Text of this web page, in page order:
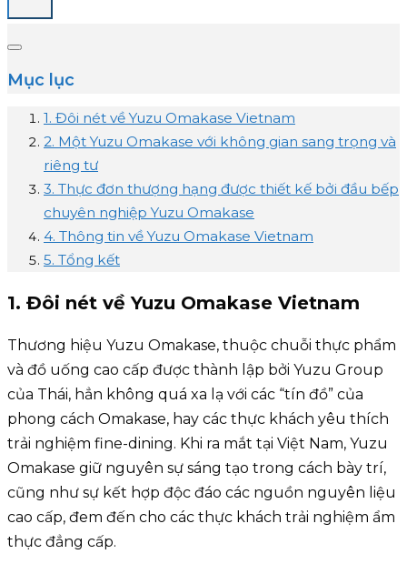
Mục lục
1. Đôi nét về Yuzu Omakase Vietnam
2. Một Yuzu Omakase với không gian sang trọng và
riêng tư
3. Thực đơn thượng hạng được thiết kế bởi đầu bếp
chuyên nghiệp Yuzu Omakase
4. Thông tin về Yuzu Omakase Vietnam
5. Tổng kết
1. Đôi nét về Yuzu Omakase Vietnam
Thương hiệu Yuzu Omakase, thuộc chuỗi thực phẩm
và đồ uống cao cấp được thành lập bởi Yuzu Group
của Thái, hẳn không quá xa lạ với các “tín đồ” của
phong cách Omakase, hay các thực khách yêu thích
trải nghiệm fine-dining. Khi ra mắt tại Việt Nam, Yuzu
Omakase giữ nguyên sự sáng tạo trong cách bày trí,
cũng như sự kết hợp độc đáo các nguồn nguyên liệu
cao cấp, đem đến cho các thực khách trải nghiệm ẩm
thực đẳng cấp.